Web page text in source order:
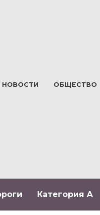
НОВОСТИ ОБЩЕСТВО
Категория А